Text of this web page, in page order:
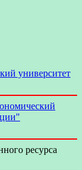
университет
ресурса